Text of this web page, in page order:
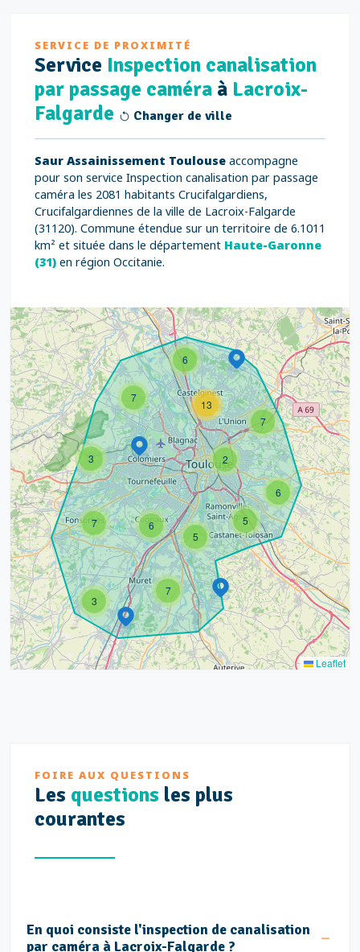
SERVICE DE PROXIMITÉ
Service Inspection canalisation
par passage caméra à Lacroix-
Falgarde
Changer de ville
Saur Assainissement Toulouse accompagne
pour son service Inspection canalisation par passage
caméra les 2081 habitants Crucifalgardiens,
Crucifalgardiennes de la ville de Lacroix-Falgarde
(31120). Commune étendue sur un territoire de 6.1011
km² et située dans le département Haute-Garonne
(31) en région Occitanie.
3
3
7
5
6
7
2
7
5
6
7
6
13
Leaflet
FOIRE AUX QUESTIONS
Les questions les plus
courantes
En quoi consiste l'inspection de canalisation
par caméra à Lacroix-Falgarde ?